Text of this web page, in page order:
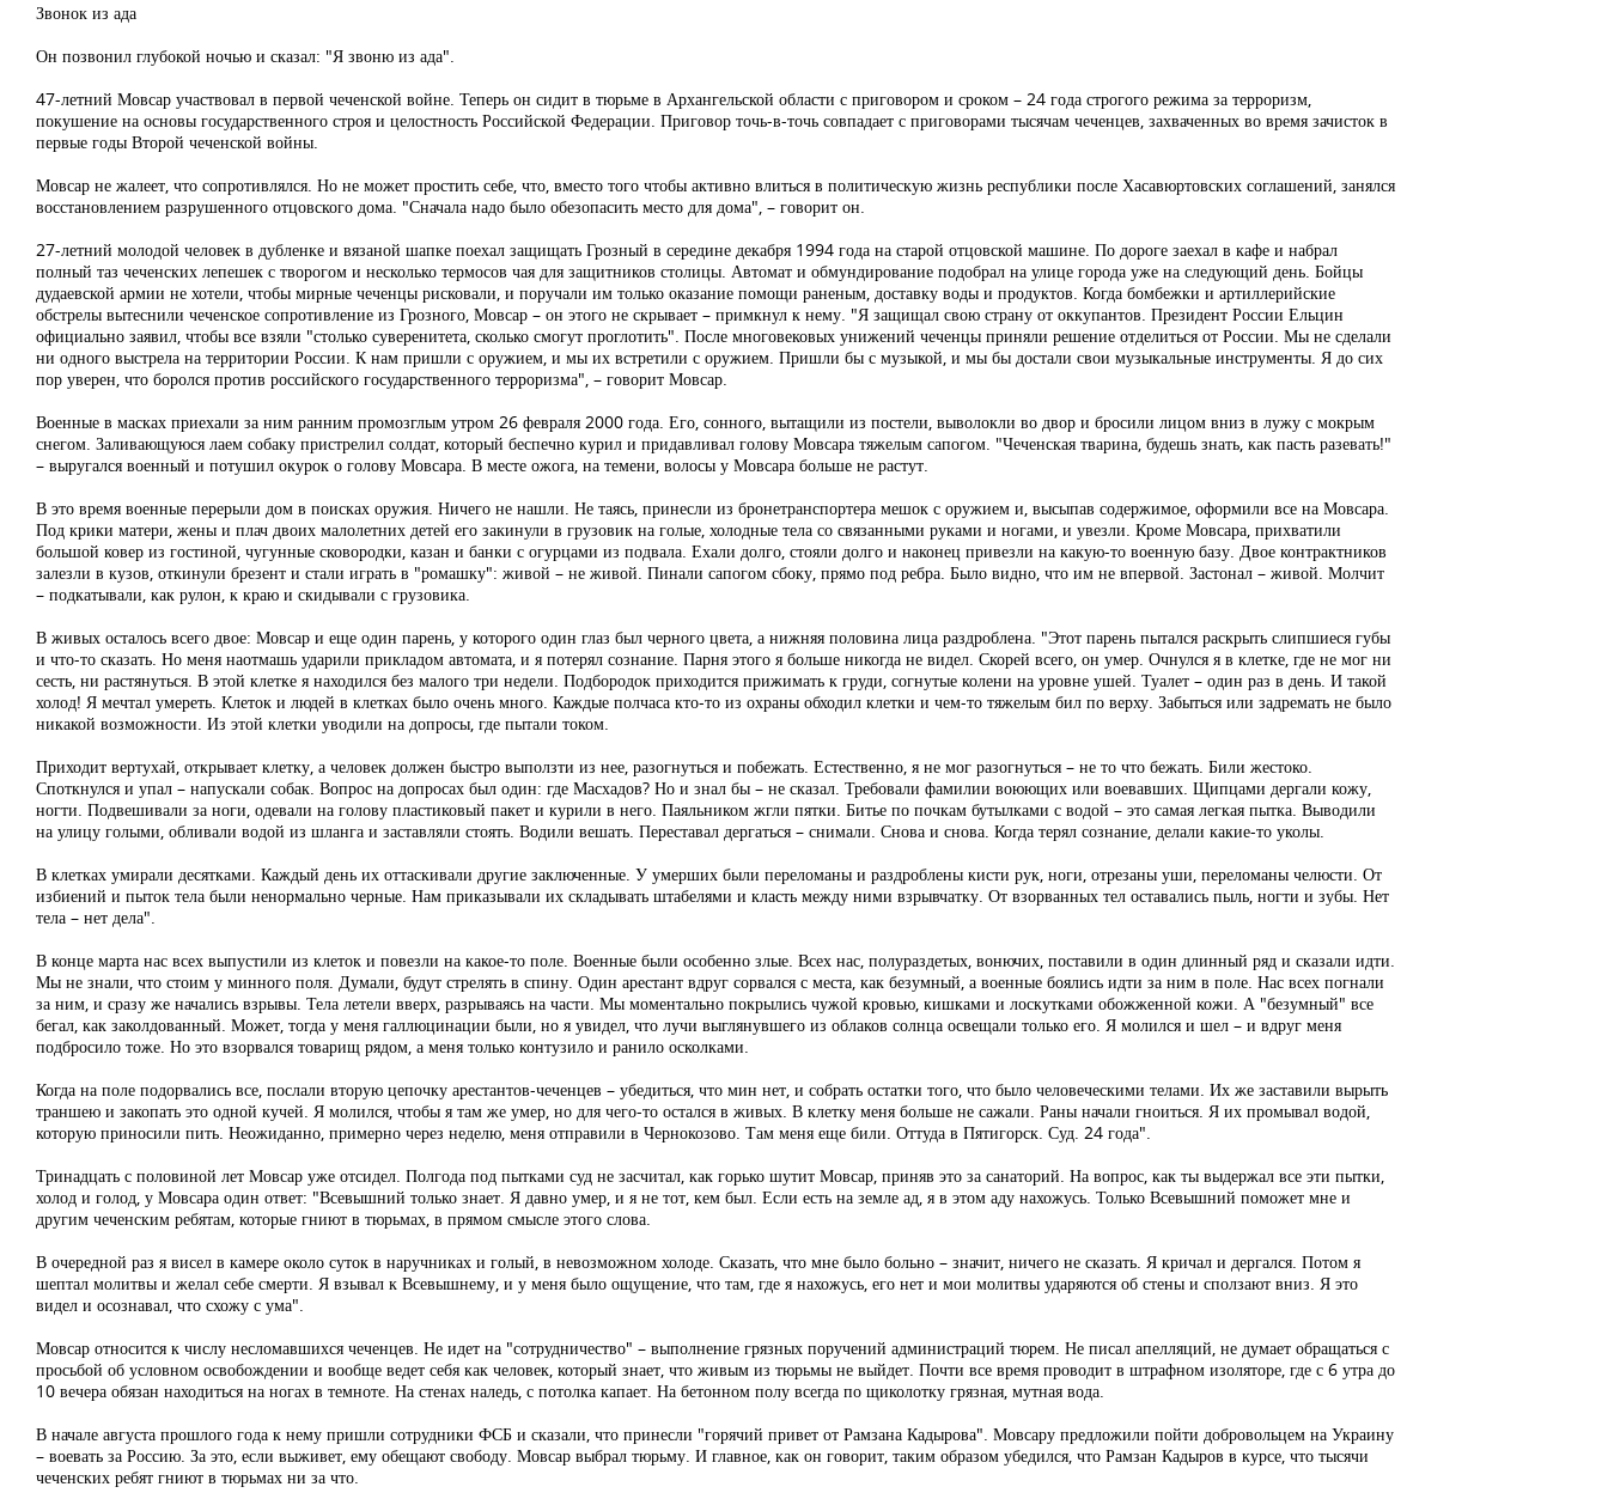
Звонок из ада
Он позвонил глубокой ночью и сказал: "Я звоню из ада".
47-летний Мовсар участвовал в первой чеченской войне. Теперь он сидит в тюрьме в Архангельской области с приговором и сроком – 24 года строгого режима за терроризм,
покушение на основы государственного строя и целостность Российской Федерации. Приговор точь-в-точь совпадает с приговорами тысячам чеченцев, захваченных во время зачисток в
первые годы Второй чеченской войны.
Мовсар не жалеет, что сопротивлялся. Но не может простить себе, что, вместо того чтобы активно влиться в политическую жизнь республики после Хасавюртовских соглашений, занялся
восстановлением разрушенного отцовского дома. "Сначала надо было обезопасить место для дома", – говорит он.
27-летний молодой человек в дубленке и вязаной шапке поехал защищать Грозный в середине декабря 1994 года на старой отцовской машине. По дороге заехал в кафе и набрал
полный таз чеченских лепешек с творогом и несколько термосов чая для защитников столицы. Автомат и обмундирование подобрал на улице города уже на следующий день. Бойцы
дудаевской армии не хотели, чтобы мирные чеченцы рисковали, и поручали им только оказание помощи раненым, доставку воды и продуктов. Когда бомбежки и артиллерийские
обстрелы вытеснили чеченское сопротивление из Грозного, Мовсар – он этого не скрывает – примкнул к нему. "Я защищал свою страну от оккупантов. Президент России Ельцин
официально заявил, чтобы все взяли "столько суверенитета, сколько смогут проглотить". После многовековых унижений чеченцы приняли решение отделиться от России. Мы не сделали
ни одного выстрела на территории России. К нам пришли с оружием, и мы их встретили с оружием. Пришли бы с музыкой, и мы бы достали свои музыкальные инструменты. Я до сих
пор уверен, что боролся против российского государственного терроризма", – говорит Мовсар.
Военные в масках приехали за ним ранним промозглым утром 26 февраля 2000 года. Его, сонного, вытащили из постели, выволокли во двор и бросили лицом вниз в лужу с мокрым
снегом. Заливающуюся лаем собаку пристрелил солдат, который беспечно курил и придавливал голову Мовсара тяжелым сапогом. "Чеченская тварина, будешь знать, как пасть разевать!"
– выругался военный и потушил окурок о голову Мовсара. В месте ожога, на темени, волосы у Мовсара больше не растут.
В это время военные перерыли дом в поисках оружия. Ничего не нашли. Не таясь, принесли из бронетранспортера мешок с оружием и, высыпав содержимое, оформили все на Мовсара.
Под крики матери, жены и плач двоих малолетних детей его закинули в грузовик на голые, холодные тела со связанными руками и ногами, и увезли. Кроме Мовсара, прихватили
большой ковер из гостиной, чугунные сковородки, казан и банки с огурцами из подвала. Ехали долго, стояли долго и наконец привезли на какую-то военную базу. Двое контрактников
залезли в кузов, откинули брезент и стали играть в "ромашку": живой – не живой. Пинали сапогом сбоку, прямо под ребра. Было видно, что им не впервой. Застонал – живой. Молчит
– подкатывали, как рулон, к краю и скидывали с грузовика.
В живых осталось всего двое: Мовсар и еще один парень, у которого один глаз был черного цвета, а нижняя половина лица раздроблена. "Этот парень пытался раскрыть слипшиеся губы
и что-то сказать. Но меня наотмашь ударили прикладом автомата, и я потерял сознание. Парня этого я больше никогда не видел. Скорей всего, он умер. Очнулся я в клетке, где не мог ни
сесть, ни растянуться. В этой клетке я находился без малого три недели. Подбородок приходится прижимать к груди, согнутые колени на уровне ушей. Туалет – один раз в день. И такой
холод! Я мечтал умереть. Клеток и людей в клетках было очень много. Каждые полчаса кто-то из охраны обходил клетки и чем-то тяжелым бил по верху. Забыться или задремать не было
никакой возможности. Из этой клетки уводили на допросы, где пытали током.
Приходит вертухай, открывает клетку, а человек должен быстро выползти из нее, разогнуться и побежать. Естественно, я не мог разогнуться – не то что бежать. Били жестоко.
Споткнулся и упал – напускали собак. Вопрос на допросах был один: где Масхадов? Но и знал бы – не сказал. Требовали фамилии воюющих или воевавших. Щипцами дергали кожу,
ногти. Подвешивали за ноги, одевали на голову пластиковый пакет и курили в него. Паяльником жгли пятки. Битье по почкам бутылками с водой – это самая легкая пытка. Выводили
на улицу голыми, обливали водой из шланга и заставляли стоять. Водили вешать. Переставал дергаться – снимали. Снова и снова. Когда терял сознание, делали какие-то уколы.
В клетках умирали десятками. Каждый день их оттаскивали другие заключенные. У умерших были переломаны и раздроблены кисти рук, ноги, отрезаны уши, переломаны челюсти. От
избиений и пыток тела были ненормально черные. Нам приказывали их складывать штабелями и класть между ними взрывчатку. От взорванных тел оставались пыль, ногти и зубы. Нет
тела – нет дела".
В конце марта нас всех выпустили из клеток и повезли на какое-то поле. Военные были особенно злые. Всех нас, полураздетых, вонючих, поставили в один длинный ряд и сказали идти.
Мы не знали, что стоим у минного поля. Думали, будут стрелять в спину. Один арестант вдруг сорвался с места, как безумный, а военные боялись идти за ним в поле. Нас всех погнали
за ним, и сразу же начались взрывы. Тела летели вверх, разрываясь на части. Мы моментально покрылись чужой кровью, кишками и лоскутками обожженной кожи. А "безумный" все
бегал, как заколдованный. Может, тогда у меня галлюцинации были, но я увидел, что лучи выглянувшего из облаков солнца освещали только его. Я молился и шел – и вдруг меня
подбросило тоже. Но это взорвался товарищ рядом, а меня только контузило и ранило осколками.
Когда на поле подорвались все, послали вторую цепочку арестантов-чеченцев – убедиться, что мин нет, и собрать остатки того, что было человеческими телами. Их же заставили вырыть
траншею и закопать это одной кучей. Я молился, чтобы я там же умер, но для чего-то остался в живых. В клетку меня больше не сажали. Раны начали гноиться. Я их промывал водой,
которую приносили пить. Неожиданно, примерно через неделю, меня отправили в Чернокозово. Там меня еще били. Оттуда в Пятигорск. Суд. 24 года".
Тринадцать с половиной лет Мовсар уже отсидел. Полгода под пытками суд не засчитал, как горько шутит Мовсар, приняв это за санаторий. На вопрос, как ты выдержал все эти пытки,
холод и голод, у Мовсара один ответ: "Всевышний только знает. Я давно умер, и я не тот, кем был. Если есть на земле ад, я в этом аду нахожусь. Только Всевышний поможет мне и
другим чеченским ребятам, которые гниют в тюрьмах, в прямом смысле этого слова.
В очередной раз я висел в камере около суток в наручниках и голый, в невозможном холоде. Сказать, что мне было больно – значит, ничего не сказать. Я кричал и дергался. Потом я
шептал молитвы и желал себе смерти. Я взывал к Всевышнему, и у меня было ощущение, что там, где я нахожусь, его нет и мои молитвы ударяются об стены и сползают вниз. Я это
видел и осознавал, что схожу с ума".
Мовсар относится к числу несломавшихся чеченцев. Не идет на "сотрудничество" – выполнение грязных поручений администраций тюрем. Не писал апелляций, не думает обращаться с
просьбой об условном освобождении и вообще ведет себя как человек, который знает, что живым из тюрьмы не выйдет. Почти все время проводит в штрафном изоляторе, где с 6 утра до
10 вечера обязан находиться на ногах в темноте. На стенах наледь, с потолка капает. На бетонном полу всегда по щиколотку грязная, мутная вода.
В начале августа прошлого года к нему пришли сотрудники ФСБ и сказали, что принесли "горячий привет от Рамзана Кадырова". Мовсару предложили пойти добровольцем на Украину
– воевать за Россию. За это, если выживет, ему обещают свободу. Мовсар выбрал тюрьму. И главное, как он говорит, таким образом убедился, что Рамзан Кадыров в курсе, что тысячи
чеченских ребят гниют в тюрьмах ни за что.